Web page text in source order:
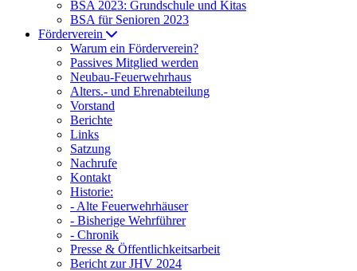
BSA 2023: Grundschule und Kitas
BSA für Senioren 2023
Förderverein
Warum ein Förderverein?
Passives Mitglied werden
Neubau-Feuerwehrhaus
Alters.- und Ehrenabteilung
Vorstand
Berichte
Links
Satzung
Nachrufe
Kontakt
Historie:
- Alte Feuerwehrhäuser
- Bisherige Wehrführer
- Chronik
Presse & Öffentlichkeitsarbeit
Bericht zur JHV 2024